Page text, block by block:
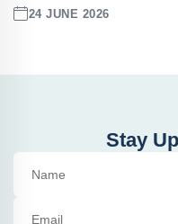
24 JUNE 2026
Stay